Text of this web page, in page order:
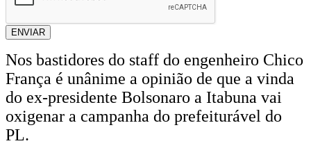
ENVIAR
Nos bastidores do staff do engenheiro Chico
França é unânime a opinião de que a vinda
do ex-presidente Bolsonaro a Itabuna vai
oxigenar a campanha do prefeiturável do
PL.